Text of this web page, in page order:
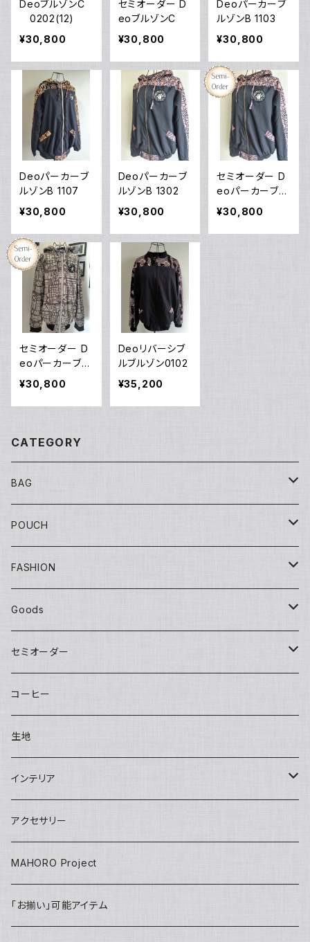
DeoブルゾンC
0202(12)
¥30,800
セミオーダー D
eoブルゾンC
¥30,800
Deoパーカーブ
ルゾンB 1103
¥30,800
Deoパーカーブ
ルゾンB 1107
¥30,800
Deoパーカーブ
ルゾンB 1302
¥30,800
セミオーダー D
eoパーカーブル
ゾンB
¥30,800
セミオーダー D
eoパーカーブル
ゾンD
¥30,800
Deoリバーシブ
ルブルゾン0102
¥35,200
CATEGORY
BAG
Tote
Yuko bag
Huge bag
INSHUTI tote
Janet tote
Sisal
Sisal round
Sisal pochette
Banana
Other
Eco bag
Conference bag
POUCH
Flat
Embroidery（刺繍）
LOVE
マチ付き
Big pouch
Small pouch
FASHION
Adult
One piece
Overalls
Tops
Kids
Skirt
One piece
Back Pack リュック
Goods
Hat
Adult
Kids
カチューシャ／Headband
Tie
Apron
Adult
Kids
Doll
Key ring
IDホルダー
セミオーダー
Bag
Fashion
skirt
pants
コーヒー
生地
インテリア
壁掛け
アクセサリー
MAHORO Project
「お揃い」可能アイテム